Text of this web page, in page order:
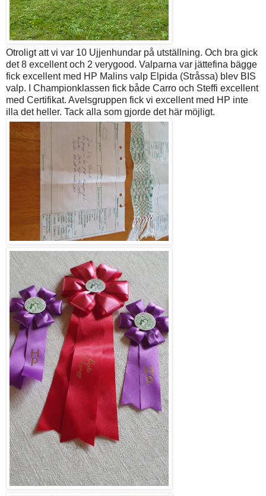
Otroligt att vi var 10 Ujjenhundar på utställning. Och bra gick
det 8 excellent och 2 verygood. Valparna var jättefina bägge
fick excellent med HP Malins valp Elpida (Stråssa) blev BIS
valp. I Championklassen fick både Carro och Steffi excellent
med Certifikat. Avelsgruppen fick vi excellent med HP inte
illa det heller. Tack alla som gjorde det här möjligt.